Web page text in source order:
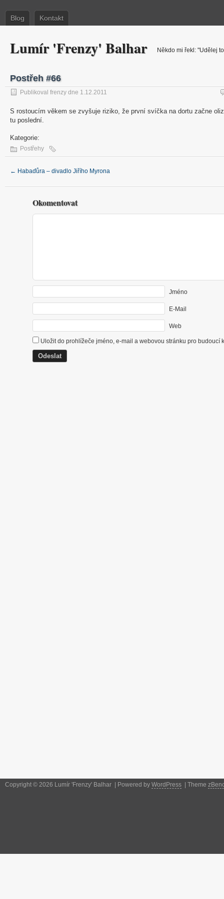
Blog Kontakt
Lumír 'Frenzy' Balhar Někdo mi řekl: "Udělej
Postřeh #66
Publikoval frenzy dne 1.12.2011
S rostoucím věkem se zvyšuje riziko, že první svíčka na dortu začne
tu poslední.
Kategorie:
Postřehy
← Habaďůra – divadlo Jiřího Myrona
Okomentovat
Jméno
E-Mail
Web
Uložit do prohlížeče jméno, e-mail a webovou stránku pro budoucí
Copyright © 2026 Lumír 'Frenzy' Balhar | Powered by WordPress | Theme